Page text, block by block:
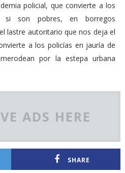
policial, que convierte a los
si son pobres, en borregos
lastre autoritario que nos deja el
a los policías en jauría de
por la estepa urbana
ADS HERE
SHARE